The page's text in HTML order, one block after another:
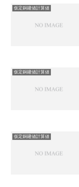
仮定銅建値計算値
仮定銅建値計算値
仮定銅建値計算値